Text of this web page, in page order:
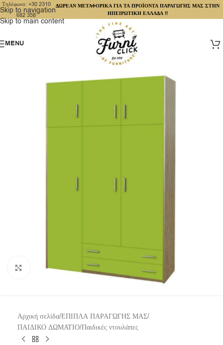
Skip to navigation
Skip to main content
Τηλέφωνο: +30 2310
682 358
ΔΩΡΕΑΝ ΜΕΤΑΦΟΡΙΚΑ ΓΙΑ ΤΑ ΠΡΟΪΟΝΤΑ ΠΑΡΑΓΩΓΗΣ ΜΑΣ ΣΤΗΝ
ΗΠΕΙΡΩΤΙΚΗ ΕΛΛΑΔΑ !!
MENU
Click to enlarge
Αρχική σελίδα/ΕΠΙΠΛΑ ΠΑΡΑΓΩΓΗΣ ΜΑΣ/
ΠΑΙΔΙΚΟ ΔΩΜΑΤΙΟ/Παιδικές ντουλάπες